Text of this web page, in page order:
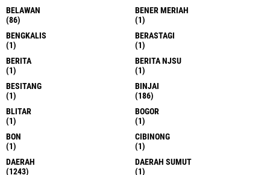
BELAWAN
(86)
BENER MERIAH
(1)
BENGKALIS
(1)
BERASTAGI
(1)
BERITA
(1)
BERITA NJSU
(1)
BESITANG
(1)
BINJAI
(186)
BLITAR
(1)
BOGOR
(1)
BON
(1)
CIBINONG
(1)
DAERAH
(1243)
DAERAH SUMUT
(1)